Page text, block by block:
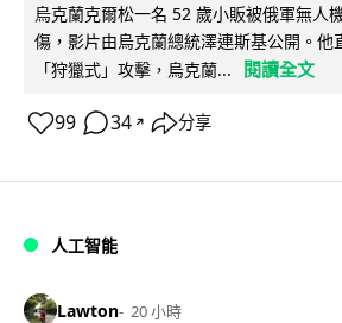
烏克蘭克爾松一名 52 歲小販被俄軍無人
傷，影片由烏克蘭總統澤連斯基公開。他
「狩獵式」攻擊，烏克蘭...
閱讀全文
99 34 ↗ 分享
人工智能
Lawton 20 小時